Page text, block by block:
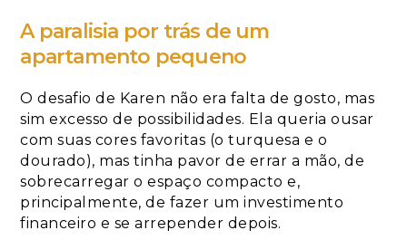
A paralisia por trás de um
apartamento pequeno
O desafio de Karen não era falta de gosto, mas
sim excesso de possibilidades. Ela queria ousar
com suas cores favoritas (o turquesa e o
dourado), mas tinha pavor de errar a mão, de
sobrecarregar o espaço compacto e,
principalmente, de fazer um investimento
financeiro e se arrepender depois.